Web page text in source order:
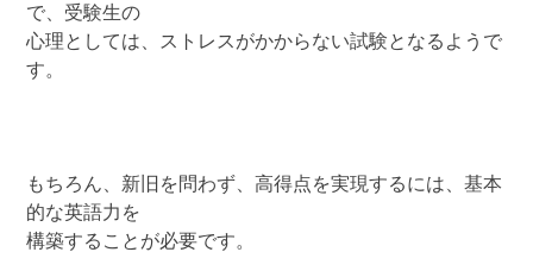
で、受験生の
心理としては、ストレスがかからない試験となるようで
す。
もちろん、新旧を問わず、高得点を実現するには、基本
的な英語力を
構築することが必要です。